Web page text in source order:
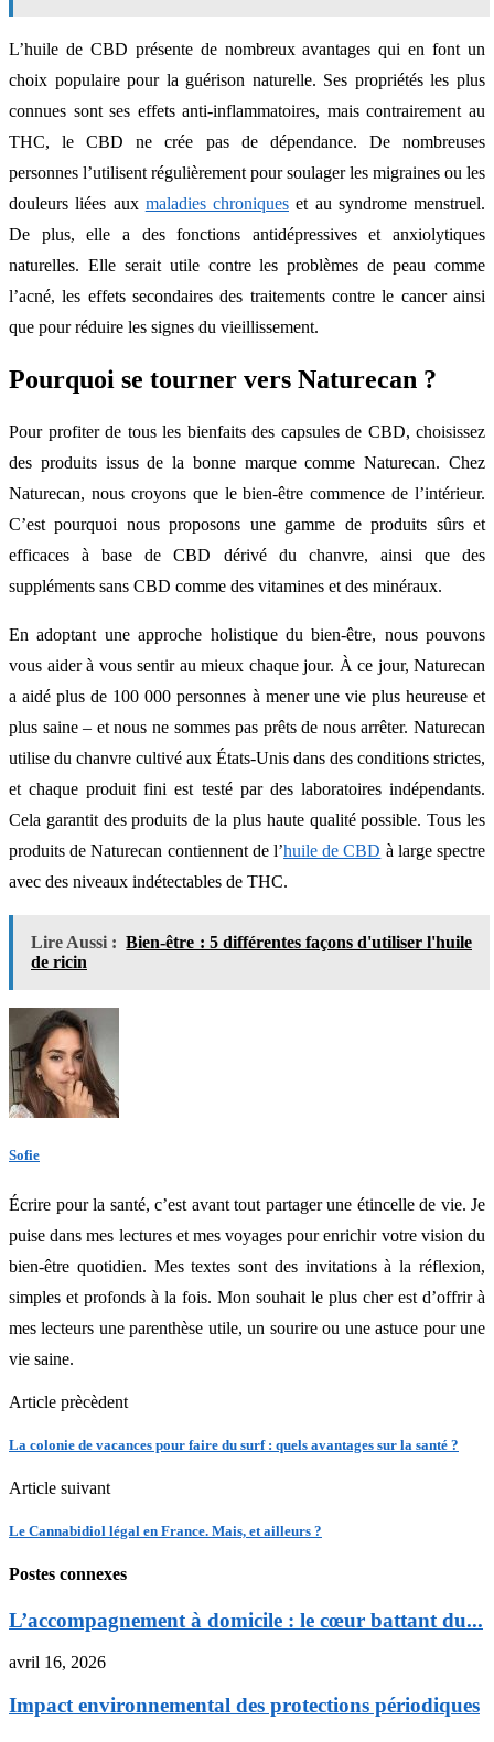
L’huile de CBD présente de nombreux avantages qui en font un
choix populaire pour la guérison naturelle. Ses propriétés les plus
connues sont ses effets anti-inflammatoires, mais contrairement au
THC, le CBD ne crée pas de dépendance. De nombreuses
personnes l’utilisent régulièrement pour soulager les migraines ou les
douleurs liées aux maladies chroniques et au syndrome menstruel.
De plus, elle a des fonctions antidépressives et anxiolytiques
naturelles. Elle serait utile contre les problèmes de peau comme
l’acné, les effets secondaires des traitements contre le cancer ainsi
que pour réduire les signes du vieillissement.
Pourquoi se tourner vers Naturecan ?
Pour profiter de tous les bienfaits des capsules de CBD, choisissez
des produits issus de la bonne marque comme Naturecan. Chez
Naturecan, nous croyons que le bien-être commence de l’intérieur.
C’est pourquoi nous proposons une gamme de produits sûrs et
efficaces à base de CBD dérivé du chanvre, ainsi que des
suppléments sans CBD comme des vitamines et des minéraux.
En adoptant une approche holistique du bien-être, nous pouvons
vous aider à vous sentir au mieux chaque jour. À ce jour, Naturecan
a aidé plus de 100 000 personnes à mener une vie plus heureuse et
plus saine – et nous ne sommes pas prêts de nous arrêter. Naturecan
utilise du chanvre cultivé aux États-Unis dans des conditions strictes,
et chaque produit fini est testé par des laboratoires indépendants.
Cela garantit des produits de la plus haute qualité possible. Tous les
produits de Naturecan contiennent de l’huile de CBD à large spectre
avec des niveaux indétectables de THC.
Lire Aussi : Bien-être : 5 différentes façons d'utiliser l'huile
de ricin
Sofie
Écrire pour la santé, c’est avant tout partager une étincelle de vie. Je
puise dans mes lectures et mes voyages pour enrichir votre vision du
bien-être quotidien. Mes textes sont des invitations à la réflexion,
simples et profonds à la fois. Mon souhait le plus cher est d’offrir à
mes lecteurs une parenthèse utile, un sourire ou une astuce pour une
vie saine.
Article prècèdent
La colonie de vacances pour faire du surf : quels avantages sur la santé ?
Article suivant
Le Cannabidiol légal en France. Mais, et ailleurs ?
Postes connexes
L’accompagnement à domicile : le cœur battant du...
avril 16, 2026
Impact environnemental des protections périodiques